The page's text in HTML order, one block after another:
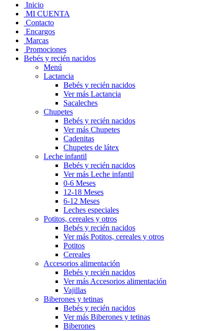
Inicio
MI CUENTA
Contacto
Encargos
Marcas
Promociones
Bebés y recién nacidos
Menú
Lactancia
Bebés y recién nacidos
Ver más Lactancia
Sacaleches
Chupetes
Bebés y recién nacidos
Ver más Chupetes
Cadenitas
Chupetes de látex
Leche infantil
Bebés y recién nacidos
Ver más Leche infantil
0-6 Meses
12-18 Meses
6-12 Meses
Leches especiales
Potitos, cereales y otros
Bebés y recién nacidos
Ver más Potitos, cereales y otros
Potitos
Cereales
Accesorios alimentación
Bebés y recién nacidos
Ver más Accesorios alimentación
Vajillas
Biberones y tetinas
Bebés y recién nacidos
Ver más Biberones y tetinas
Biberones